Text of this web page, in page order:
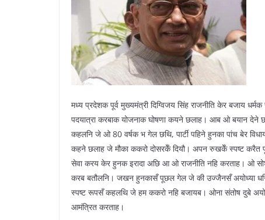
मध्य प्रदेशक पूर्व मुख्यमंत्री दिग्विजय सिंह राजनीति केर बजाय
पदयात्रा करबाक योजनाक घोषणा कयने छलाह। आब ओ बयान देने
कहलनि जे ओ 80 वर्षक भ गेल छथि, पार्टी पहिने हुनका पांच बेर
कहने छलाह जे मौका ककरो दोसरकेँ दियौ। अपन रुखकेँ स्पष्ट करैत
सेवा करय केर हुनक इरादा अछि आ ओ राजनीति नहि करताह। ओ
करब बतौलनि। जखन हुनकासँ पूछल गेल जे की उज्जैनसँ अयोध्या
स्पष्ट रूपसँ कहलथि जे हम ककरो नहि बजायब। ओना संतोष दुबे
आमंत्रित करताह।